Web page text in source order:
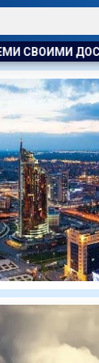
КРАЙ ОБЯЗАН